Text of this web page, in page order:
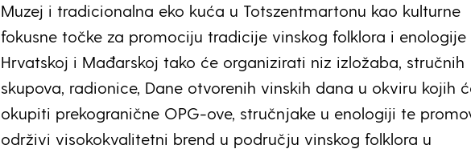
Muzej i tradicionalna eko kuća u Totszentmartonu kao kulturne
fokusne točke za promociju tradicije vinskog folklora i enologije
Hrvatskoj i Mađarskoj tako će organizirati niz izložaba, stručnih
skupova, radionice, Dane otvorenih vinskih dana u okviru kojih
okupiti prekogranične OPG-ove, stručnjake u enologiji te
održivi visokokvalitetni brend u području vinskog folklora u